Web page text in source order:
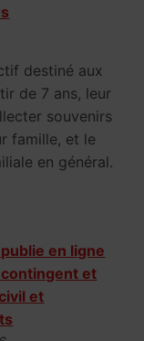
destiné aux
de 7 ans, leur
souvenirs
famille, et le
en général.
en ligne
et
et